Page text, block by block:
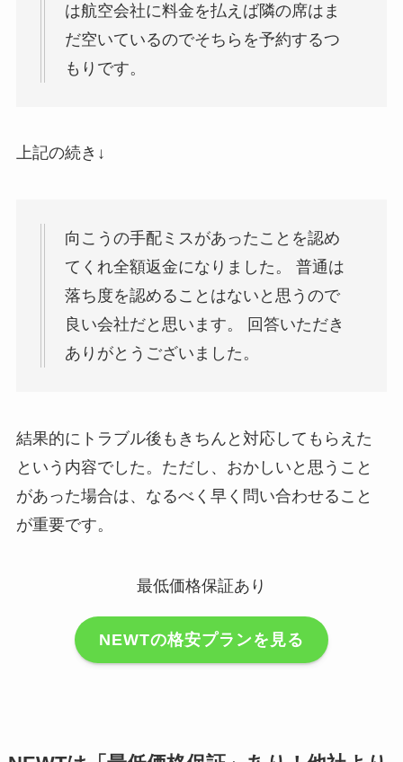
は航空会社に料金を払えば隣の席はま
だ空いているのでそちらを予約するつ
もりです。
上記の続き↓
向こうの手配ミスがあったことを認め
てくれ全額返金になりました。 普通は
落ち度を認めることはないと思うので
良い会社だと思います。 回答いただき
ありがとうございました。
結果的にトラブル後もきちんと対応してもらえた
という内容でした。ただし、おかしいと思うこと
があった場合は、なるべく早く問い合わせること
が重要です。
最低価格保証あり
NEWTの格安プランを見る